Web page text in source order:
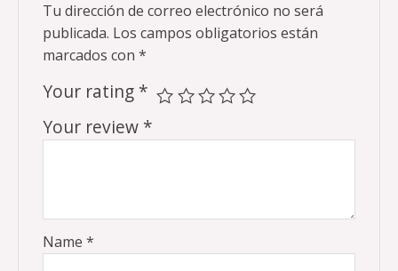
Tu dirección de correo electrónico no será
publicada. Los campos obligatorios están
marcados con *
Your rating *
Your review *
Name *